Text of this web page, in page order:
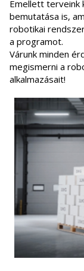
Emellett
bemutatása is,
robotikai
a programot.
Várunk minden
megismerni a
alkalmazásait!